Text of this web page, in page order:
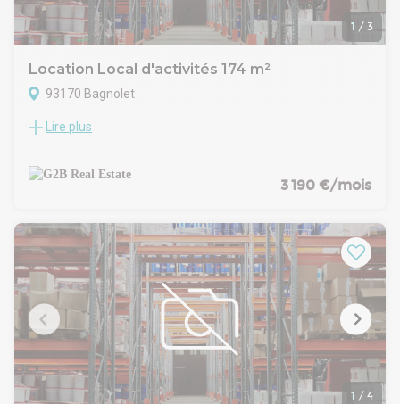
1 / 3
Location Local d'activités 174 m²
93170 Bagnolet
Situé dans un parc clôturé et sécurisé à Bagnolet, ce
pour accueillir artisans, PME ou logisticiens urbains. Le parc
est entièrement clos, avec portail motorisé, voirie enrobée
bardage, couverture en bac acier, éclairage LED, et
équipements complets par cellule. À seulement quelques
minutes du périphérique parisien et de l’autoroute A3, ce site
bénéficie d’une accessibilité exceptionnelle.
L'ensemble est signé Archicrea pour la partie architecture et
Yuman Immobilier pour la maitrise d'ouvrage.
Lire plus
3 190 €/mois
1 / 4